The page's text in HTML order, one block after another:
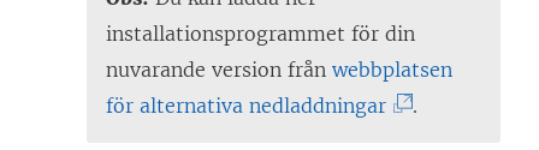
installationsprogrammet för din
nuvarande version från webbplatsen
för alternativa nedladdningar(
.